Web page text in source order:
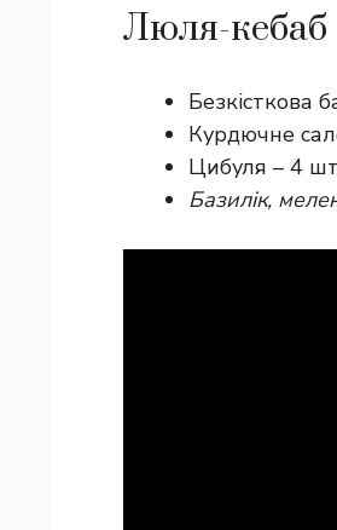
Люля-кебаб
Безкісткова
Курдючне
Цибуля – 4
Базилік,